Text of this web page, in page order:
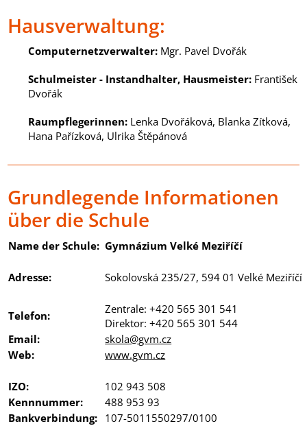
Hausverwaltung:
Computernetzverwalter: Mgr. Pavel Dvořák
Schulmeister - Instandhalter, Hausmeister: František
Dvořák
Raumpflegerinnen: Lenka Dvořáková, Blanka Zítková,
Hana Pařízková, Ulrika Štěpánová
Grundlegende Informationen
über die Schule
Name der Schule: Gymnázium Velké Meziříčí
Adresse: Sokolovská 235/27, 594 01 Velké Meziříčí
Telefon:
Zentrale: +420 565 301 541
Direktor: +420 565 301 544
Email:
skola@gvm.cz
Web:
www.gvm.cz
IZO:
102 943 508
Kennnummer:
488 953 93
Bankverbindung: 107-5011550297/0100